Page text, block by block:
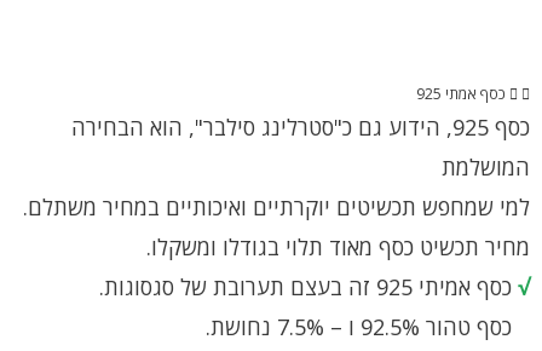
כסף אמתי 925
כסף 925, הידוע גם כ"סטרלינג סילבר", הוא הבחירה
המושלמת
למי שמחפש תכשיטים יוקרתיים ואיכותיים במחיר משתלם.
מחיר תכשיט כסף מאוד תלוי בגודלו ומשקלו.
√ כסף אמיתי 925 זה בעצם תערובת של סגסוגות.
כסף טהור 92.5% ו – 7.5% נחושת.